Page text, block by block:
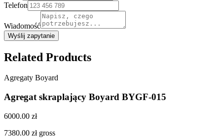
Telefon
Wiadomość
Wyślij zapytanie
Related Products
Agregaty Boyard
Agregat skraplający Boyard BYGF-015
6000.00 zł
7380.00 zł gross